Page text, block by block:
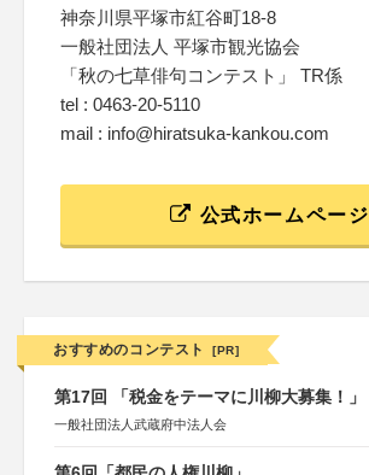
神奈川県平塚市紅谷町18-8
一般社団法人 平塚市観光協会
「秋の七草俳句コンテスト」 TR係
tel : 0463-20-5110
mail : info@hiratsuka-kankou.com
公式ホームページ
おすすめのコンテスト [PR]
第17回 「税金をテーマに川柳大募集！」
一般社団法人武蔵府中法人会